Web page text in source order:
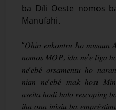
ba Díli Oeste nomos
Manufahi.
“𝑂ℎ𝑖𝑛 𝑒𝑛𝑘𝑜𝑛𝑡𝑟𝑢 ℎ𝑜
𝑛𝑜𝑚𝑜𝑠 𝑀𝑂𝑃, 𝑖𝑑𝑎 𝑛𝑒’𝑒 𝑙𝑖𝑔𝑎
𝑛𝑒’𝑒𝑏𝑒́ 𝑜𝑟𝑠𝑎𝑚𝑒𝑛𝑡𝑢 ℎ𝑜
𝑛𝑖𝑎𝑛 𝑛𝑒’𝑒𝑏𝑒́ 𝑚𝑎𝑘 ℎ𝑜𝑠𝑖
𝑎𝑠𝑒𝑖𝑡𝑎 ℎ𝑜𝑑𝑖 ℎ𝑎𝑙𝑜 𝑟𝑒𝑠𝑐𝑜𝑝𝑖𝑛𝑔
𝑖ℎ𝑎 𝑜𝑛𝑎 𝑖𝑛𝑖́𝑠𝑖𝑢 𝑏𝑎